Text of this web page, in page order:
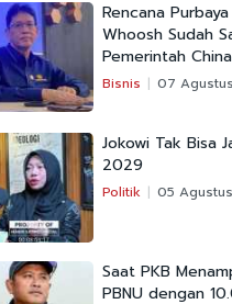
Rencana
Whoosh Sudah
Pemerintah China
Bisnis 07
Jokowi Tak Bisa
2029
Politik 05
Saat PKB
PBNU dengan